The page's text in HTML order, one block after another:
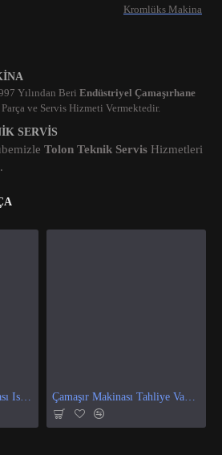
Kromlüks Makina
Yılından Beri Endüstriyel Çamaşırhane
ve Servis Hizmeti Vermektedir.
SERVIS
Tolon Teknik Servis Hizmetleri
Çamaşır Makinası Tahliye Vanası